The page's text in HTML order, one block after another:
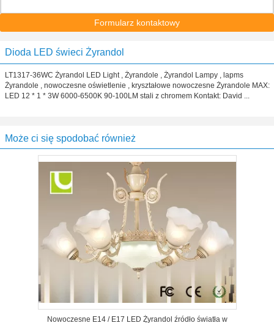
Formularz kontaktowy
Dioda LED świeci Żyrandol
LT1317-36WC Żyrandol LED Light , Żyrandole , Żyrandol Lampy , lapms
Żyrandole , nowoczesne oświetlenie , kryształowe nowoczesne Żyrandole MAX:
LED 12 * 1 * 3W 6000-6500K 90-100LM stali z chromem Kontakt: David ...
Może ci się spodobać również
Nowoczesne E14 / E17 LED Żyrandol źródło światła w